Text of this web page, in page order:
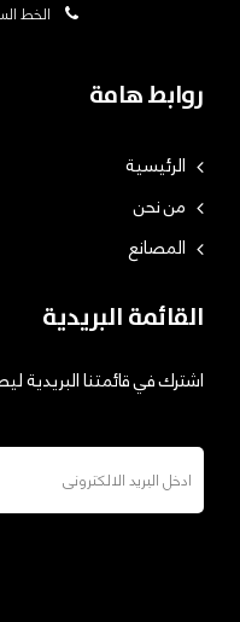
الخط
روابط هامة
الرئيسية
من نحن
المصانع
القائمة البريدية
اشترك في قائمتنا البريدية